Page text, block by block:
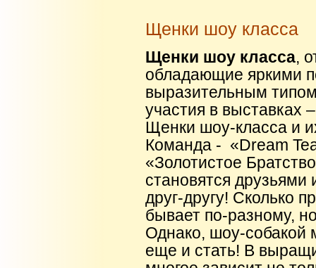
Щенки шоу класса
Щенки шоу класса,
обладающие яркими
выразительным
участия в
Щенки шоу-класса и
Команда - «Dream
«Золотистое
становятся друзьями
друг-другу! Сколько
бывает по-разному,
Однако, шоу-собакой
еще и стать! В